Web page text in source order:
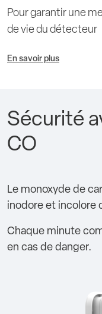
Pour garantir une
de vie du détecteur
En savoir plus
Sécurité
CO
Le monoxyde de
inodore et incolore
Chaque minute
en cas de danger.